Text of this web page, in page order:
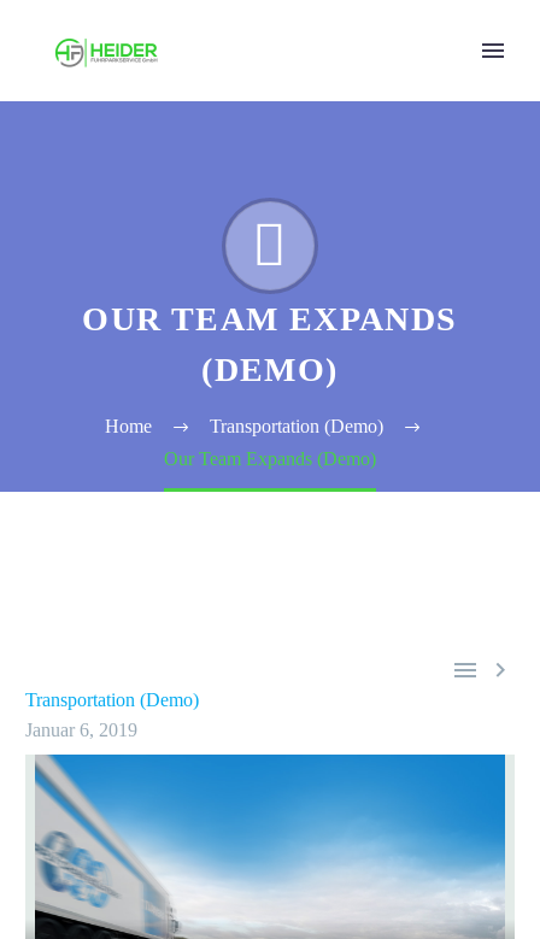


OUR TEAM EXPANDS
(DEMO)
Home
Transportation (Demo)
Our Team Expands (Demo)
 
Transportation (Demo)
Januar 6, 2019